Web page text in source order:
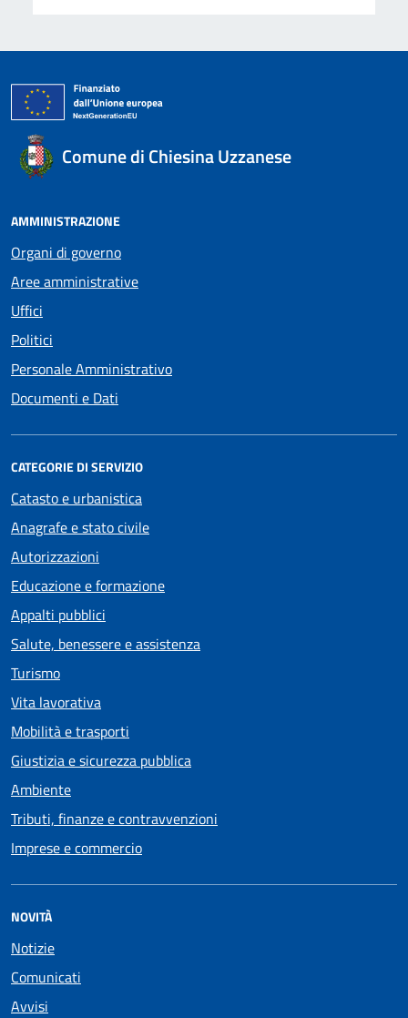
Comune di Chiesina Uzzanese
AMMINISTRAZIONE
Organi di governo
Aree amministrative
Uffici
Politici
Personale Amministrativo
Documenti e Dati
CATEGORIE DI SERVIZIO
Catasto e urbanistica
Anagrafe e stato civile
Autorizzazioni
Educazione e formazione
Appalti pubblici
Salute, benessere e assistenza
Turismo
Vita lavorativa
Mobilità e trasporti
Giustizia e sicurezza pubblica
Ambiente
Tributi, finanze e contravvenzioni
Imprese e commercio
NOVITÀ
Notizie
Comunicati
Avvisi